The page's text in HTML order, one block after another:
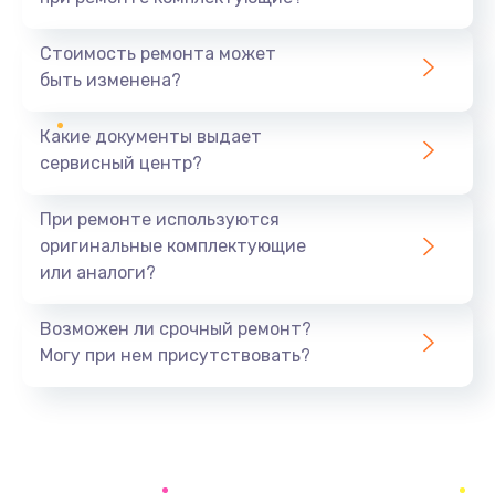
995 руб.
Установка драйверов
Замена вебкамеры
Заказать
Стоимость ремонта может
быть изменена?
Какие документы выдает
сервисный центр?
При ремонте используются
оригинальные комплектующие
или аналоги?
Возможен ли срочный ремонт?
Могу при нем присутствовать?